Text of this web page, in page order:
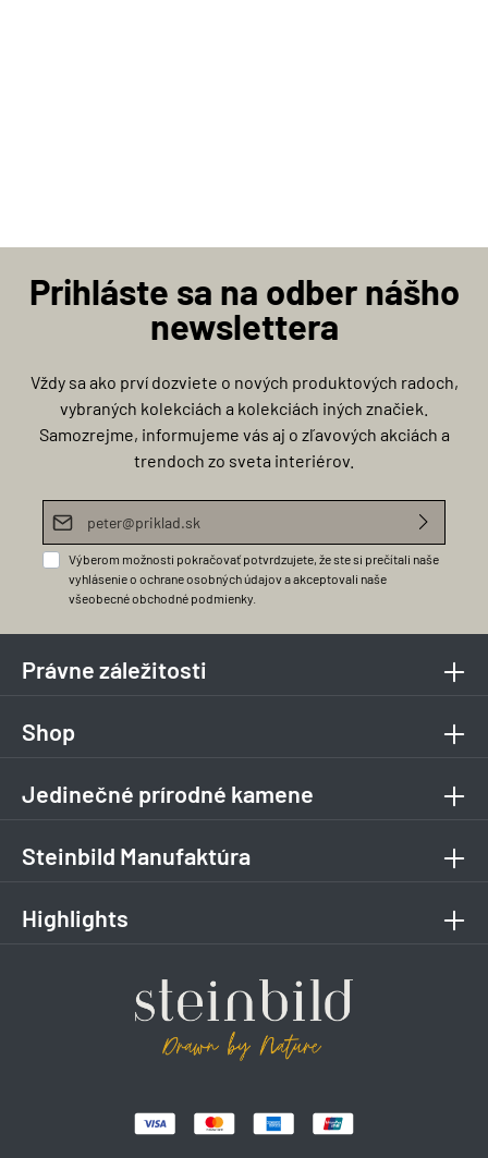
Prihláste sa na odber nášho
newslettera
Vždy sa ako prví dozviete o nových produktových radoch,
vybraných kolekciách a kolekciách iných značiek.
Samozrejme, informujeme vás aj o zľavových akciách a
trendoch zo sveta interiérov.
E-mailová adresa*
Výberom možnosti pokračovať potvrdzujete, že ste si prečítali naše
vyhlásenie o ochrane osobných údajova akceptovali naše
všeobecné obchodné podmienky
Právne záležitosti
Shop
Jedinečné prírodné kamene
Steinbild Manufaktúra
Highlights